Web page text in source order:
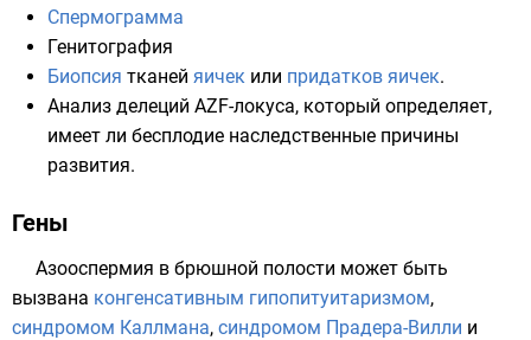
Спермограмма
Генитография
Биопсия тканей яичек или придатков яичек.
Анализ делеций AZF-локуса, который определяет,
имеет ли бесплодие наследственные причины
развития.
Гены
Азооспермия в брюшной полости может быть
вызвана конгенсативным гипопитуитаризмом,
синдромом Каллмана, синдромом Прадера-Вилли и